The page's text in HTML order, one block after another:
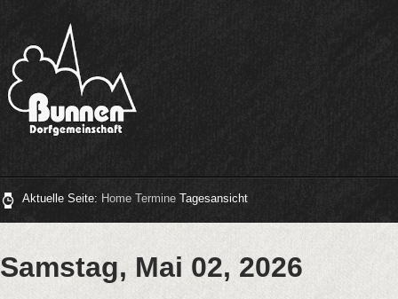
Aktuelle Seite: Home Termine Tagesansicht
Samstag, Mai 02, 2026